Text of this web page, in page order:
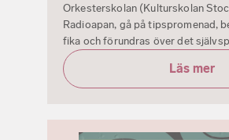
Orkesterskolan (Kulturskolan
Radioapan, gå på tipspromenad,
fika och förundras över det
Läs mer